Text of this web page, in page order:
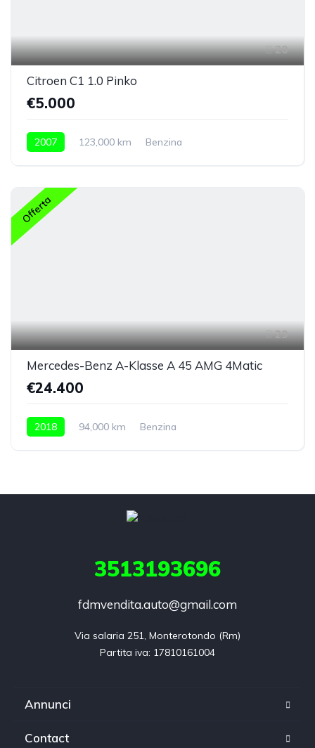
20
Citroen C1 1.0 Pinko
€5.000
2007 123,000 km Benzina
Offerta
29
Mercedes-Benz A-Klasse A 45 AMG 4Matic
€24.400
2018 94,000 km Benzina
3513193696
fdmvendita.auto@gmail.com
Via salaria 251, Monterotondo (Rm)
Annunci
Contact